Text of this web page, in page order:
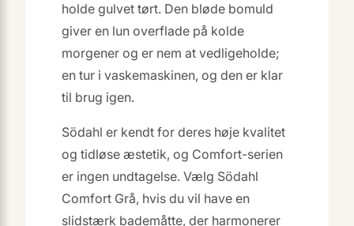
holde gulvet tørt. Den bløde bomuld
giver en lun overflade på kolde
morgener og er nem at vedligeholde;
en tur i vaskemaskinen, og den er klar
til brug igen.
Södahl er kendt for deres høje kvalitet
og tidløse æstetik, og Comfort-serien
er ingen undtagelse. Vælg Södahl
Comfort Grå, hvis du vil have en
slidstærk bademåtte, der harmonerer